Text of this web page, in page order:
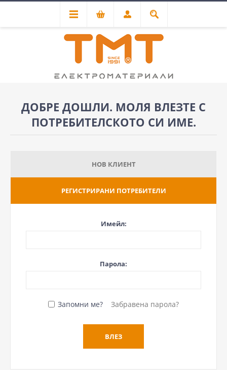
ДОБРЕ ДОШЛИ. МОЛЯ ВЛЕЗТЕ С
ПОТРЕБИТЕЛСКОТО СИ ИМЕ.
НОВ КЛИЕНТ
РЕГИСТРИРАНИ ПОТРЕБИТЕЛИ
Имейл:
Парола:
Запомни ме? Забравена парола?